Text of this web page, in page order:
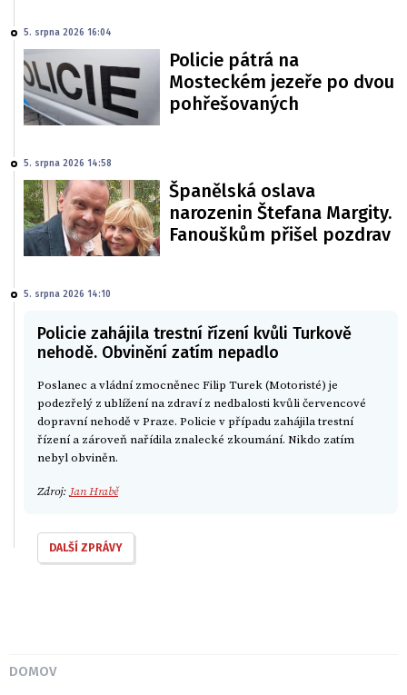
5. srpna 2026 16:04
Policie pátrá na
Mosteckém jezeře po dvou
pohřešovaných
5. srpna 2026 14:58
Španělská oslava
narozenin Štefana Margity.
Fanouškům přišel pozdrav
5. srpna 2026 14:10
Policie zahájila trestní řízení kvůli Turkově
nehodě. Obvinění zatím nepadlo
Poslanec a vládní zmocněnec Filip Turek (Motoristé) je
podezřelý z ublížení na zdraví z nedbalosti kvůli červencové
dopravní nehodě v Praze. Policie v případu zahájila trestní
řízení a zároveň nařídila znalecké zkoumání. Nikdo zatím
nebyl obviněn.
Zdroj: Jan Hrabě
DALŠÍ ZPRÁVY
DOMOV